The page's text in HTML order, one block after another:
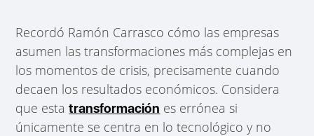
Recordó Ramón Carrasco cómo las empresas
asumen las transformaciones más complejas en
los momentos de crisis, precisamente cuando
decaen los resultados económicos. Considera
que estatransformación es errónea si
únicamente se centra en lo tecnológico y no